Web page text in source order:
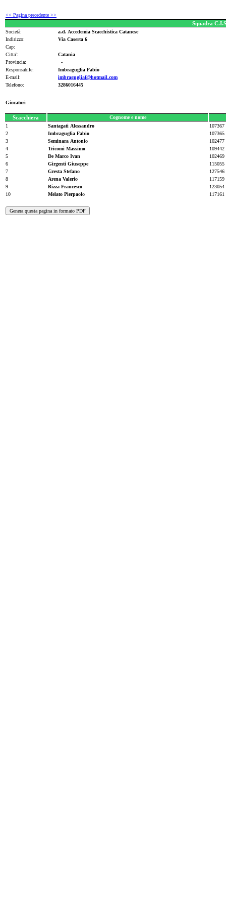
<< Pagina precedente >>
Squadra
Società:
a.d. Accedemia Scacchistica Catanese
Indirizzo:
Via Caserta 6
Cap:
Citta':
Catania
Provincia:
-
Responsabile:
Imbraguglia Fabio
E-mail:
imbragugliaf@hotmail.com
Telefono:
3286016445
Giocatori
Scacchiera
Cognome e nome
1
Santagati Alessandro
107367
2
Imbraguglia Fabio
107365
3
Seminara Antonio
102477
4
Tricomi Massimo
109442
5
De Marco Ivan
102469
6
Girgenti Giuseppe
115055
7
Gresta Stefano
127546
8
Arena Valerio
117159
9
Rizza Francesco
123054
10
Melato Pierpaolo 117161